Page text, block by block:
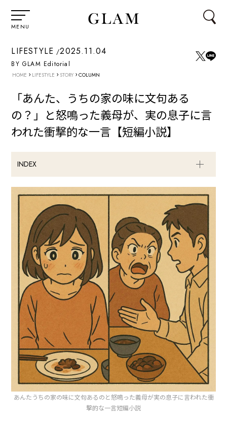
MENU
LIFESTYLE 2025.11.04
BY GLAM Editorial
HOME › LIFESTYLE › STORY › COLUMN
「あんた、うちの家の味に文句ある
の？」と怒鳴った義母が、実の息子に言
われた衝撃的な一言【短編小説】
INDEX
あんたうちの家の味に文句あるのと怒鳴った義母が実の息子に言われた衝
撃的な一言短編小説